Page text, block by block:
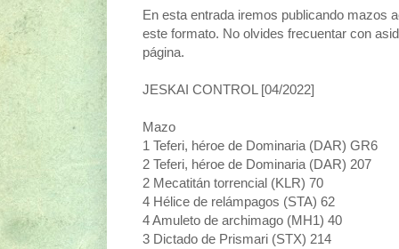
En esta entrada iremos publicando mazos
este formato. No olvides frecuentar con
página.
JESKAI CONTROL [04/2022]
Mazo
1 Teferi, héroe de Dominaria (DAR) GR6
2 Teferi, héroe de Dominaria (DAR) 207
2 Mecatitán torrencial (KLR) 70
4 Hélice de relámpagos (STA) 62
4 Amuleto de archimago (MH1) 40
3 Dictado de Prismari (STX) 214